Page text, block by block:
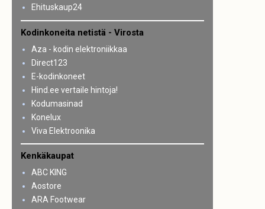
Ehituskaup24
Kodinkoneita netistä - Virosta
Aza - kodin elektroniikkaa
Direct123
E-kodinkoneet
Hind.ee vertaile hintoja!
Kodumasinad
Konelux
Viva Elektroonika
Kenkäkaupat
ABC KING
Aostore
ARA Footwear